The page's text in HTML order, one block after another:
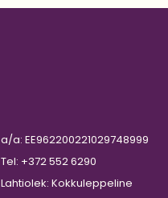
a/a: EE962200221029748999
Tel: +372 552 6290
Lahtiolek: Kokkuleppeline